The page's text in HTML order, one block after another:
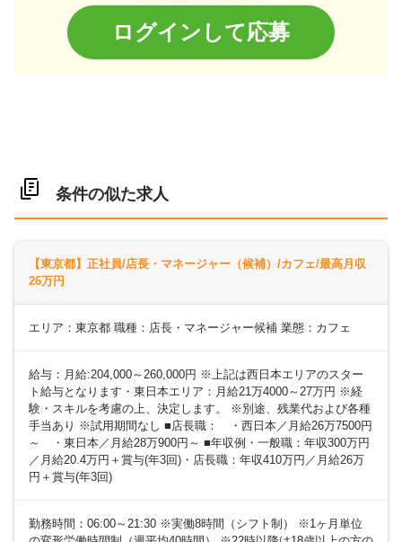
ログインして応募
条件の似た求人
【東京都】正社員/店長・マネージャー（候補）/カフェ/最高月収
26万円
エリア：東京都 職種：店長・マネージャー候補 業態：カフェ
給与：月給:204,000～260,000円 ※上記は西日本エリアのスター
ト給与となります・東日本エリア：月給21万4000～27万円 ※経
験・スキルを考慮の上、決定します。 ※別途、残業代および各種
手当あり ※試用期間なし ■店長職： ・西日本／月給26万7500円
～ ・東日本／月給28万900円～ ■年収例・一般職：年収300万円
／月給20.4万円＋賞与(年3回)・店長職：年収410万円／月給26万
円＋賞与(年3回)
勤務時間：06:00～21:30 ※実働8時間（シフト制） ※1ヶ月単位